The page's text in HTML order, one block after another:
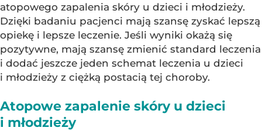
atopowego zapalenia skóry u dzieci i młodzieży.
Dzięki badaniu pacjenci mają szansę zyskać lepszą
opiekę i lepsze leczenie. Jeśli wyniki okażą się
pozytywne, mają szansę zmienić standard leczenia
i dodać jeszcze jeden schemat leczenia u dzieci
i młodzieży z ciężką postacią tej choroby.
Atopowe zapalenie skóry u dzieci
i młodzieży